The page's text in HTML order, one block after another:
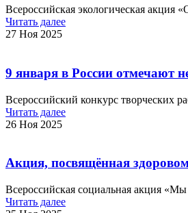
Всероссийская экологическая
Читать далее
27 Ноя 2025
9 января в России отмечают
Всероссийский конкурс творческих
Читать далее
26 Ноя 2025
Акция, посвящённая
Всероссийская социальная акция
Читать далее